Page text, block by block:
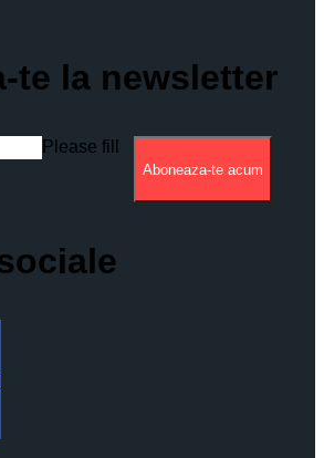
te la newsletter
Please fill
Aboneaza-te acum